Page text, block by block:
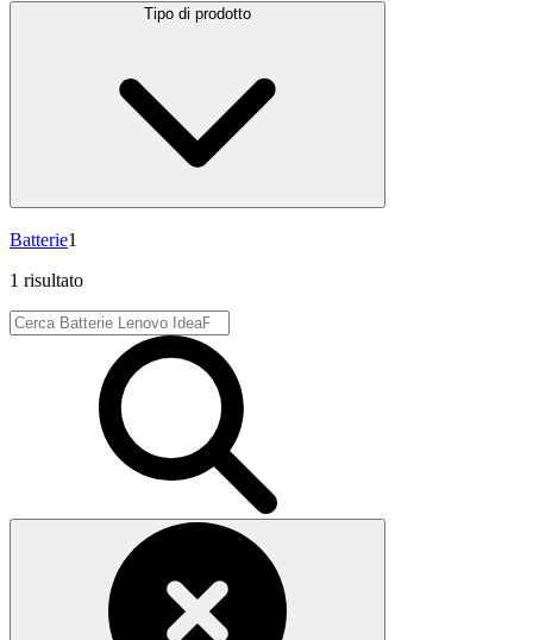
Tipo di prodotto
Batterie1
1 risultato